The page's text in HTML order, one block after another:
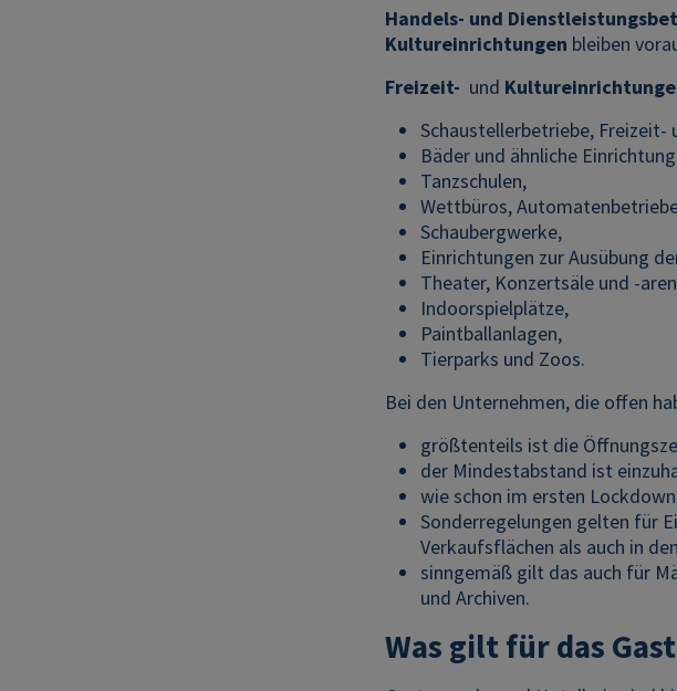
Handels- und
Kultureinrichtungen bleiben
Freizeit- und
Schaustellerbetriebe, Freizeit-
Bäder und ähnliche
Tanzschulen,
Wettbüros,
Schaubergwerke,
Einrichtungen zur Ausübung
Theater, Konzertsäle und -
Indoorspielplätze,
Paintballanlagen,
Tierparks und Zoos.
Bei den Unternehmen, die offen
größtenteils ist die
der Mindestabstand ist
wie schon im ersten
Sonderregelungen gelten für
Verkaufsflächen als auch in
sinngemäß gilt das auch für
und Archiven.
Was gilt für das